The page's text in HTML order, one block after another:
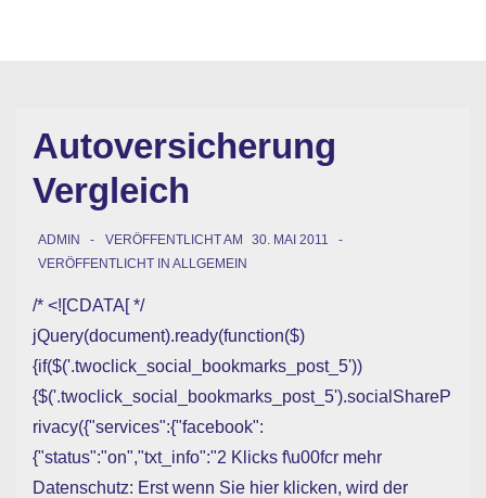
Autoversicherung
Vergleich
ADMIN VERÖFFENTLICHT AM
30. MAI 2011
VERÖFFENTLICHT IN ALLGEMEIN
/* <![CDATA[ */
jQuery(document).ready(function($)
{if($('.twoclick_social_bookmarks_post_5'))
{$('.twoclick_social_bookmarks_post_5').socialShareP
rivacy({"services":{"facebook":
{"status":"on","txt_info":"2 Klicks f\u00fcr mehr
Datenschutz: Erst wenn Sie hier klicken, wird der